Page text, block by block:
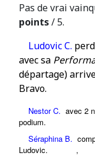
Pas de vrai
points/ 5.
Ludovic C.
avec sa
départage)
Bravo.
Nestor C. avec 2
podium.
Séraphina B.
Ludovic. ,